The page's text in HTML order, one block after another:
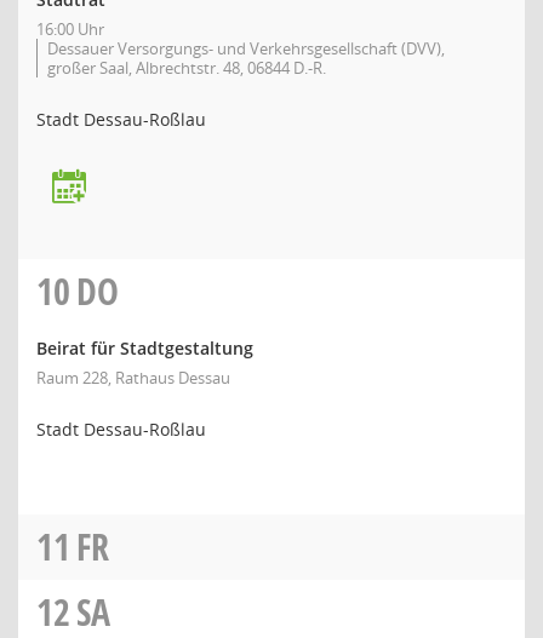
16:00 Uhr
Dessauer Versorgungs- und Verkehrsgesellschaft (DVV),
großer Saal, Albrechtstr. 48, 06844 D.-R.
Stadt Dessau-Roßlau
10DO
Beirat für Stadtgestaltung
Raum 228, Rathaus Dessau
Stadt Dessau-Roßlau
11 FR
12SA